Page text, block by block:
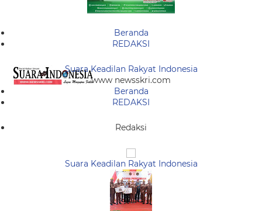
Beranda
REDAKSI
Suara Keadilan Rakyat Indonesia
www newsskri.com
Beranda
REDAKSI
Redaksi
Suara Keadilan Rakyat Indonesia